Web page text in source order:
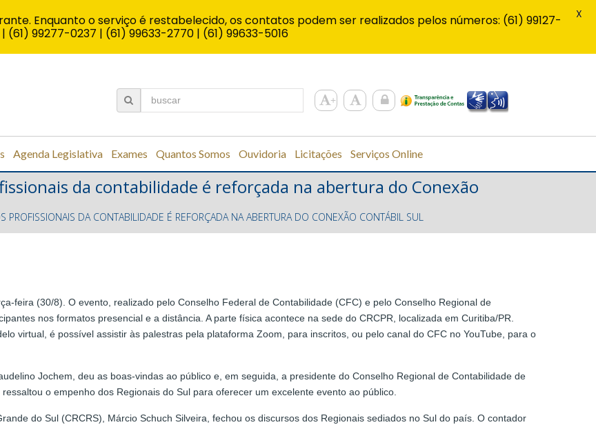
Agenda Legislativa Exames Quantos Somos Ouvidoria Licitações Serviços Online
da contabilidade é reforçada na abertura do Conexão
PROFISSIONAIS DA CONTABILIDADE É REFORÇADA NA ABERTURA DO CONEXÃO CONTÁBIL SUL
feira (30/8). O evento, realizado pelo Conselho Federal de Contabilidade (CFC) e pelo Conselho Regional de
nos formatos presencial e a distância. A parte física acontece na sede do CRCPR, localizada em Curitiba/PR.
virtual, é possível assistir às palestras pela plataforma Zoom, para inscritos, ou pelo canal do CFC no YouTube, para o
Jochem, deu as boas-vindas ao público e, em seguida, a presidente do Conselho Regional de Contabilidade de
o empenho dos Regionais do Sul para oferecer um excelente evento ao público.
do Sul (CRCRS), Márcio Schuch Silveira, fechou os discursos dos Regionais sediados no Sul do país. O contador
Enquanto o serviço é restabelecido, os contatos podem ser realizados pelos números: (61) 99127-
| (61) 99277-0237 | (61) 99633-2770 | (61) 99633-5016
X